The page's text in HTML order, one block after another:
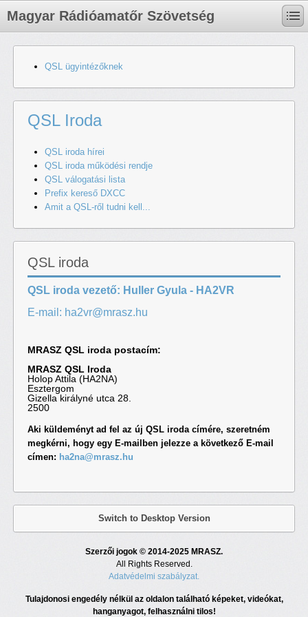
Magyar Rádióamatőr Szövetség
QSL ügyintézőknek
QSL Iroda
QSL iroda hírei
QSL iroda működési rendje
QSL válogatási lista
Prefix kereső DXCC
Amit a QSL-ről tudni kell...
QSL iroda
QSL iroda vezető: Huller Gyula - HA2VR
E-mail: ha2vr@mrasz.hu
MRASZ QSL iroda postacím:
MRASZ QSL Iroda
Holop Attila (HA2NA)
Esztergom
Gizella királyné utca 28.
2500
Aki küldeményt ad fel az új QSL iroda címére, szeretném
megkérni, hogy egy E-mailben jelezze a következő E-mail
címen: ha2na@mrasz.hu
Switch to Desktop Version
Szerzői jogok © 2014-2025 MRASZ.
All Rights Reserved.
Adatvédelmi szabályzat.
Tulajdonosi engedély nélkül az oldalon található képeket, videókat,
hanganyagot, felhasználni tilos!